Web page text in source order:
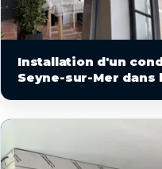
Installation d'un
Seyne-sur-Mer dans